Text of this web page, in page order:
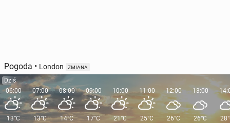
Pogoda • London ZMIANA
Dziś
06:00
13°C
07:00
13°C
08:00
14°C
09:00
17°C
10:00
21°C
11:00
25°C
12:00
26°C
13:00
26°C